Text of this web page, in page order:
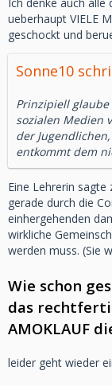
ueberhaupt VIELE
geschockt und
Sonne10
Prinzipiell
sozialen Medien
der
entkommt dem
Eine Lehrerin
gerade durch die
einhergehenden
wirkliche
werden muss. (Sie
Wie schon
das
AMOKLAUF
leider geht wieder